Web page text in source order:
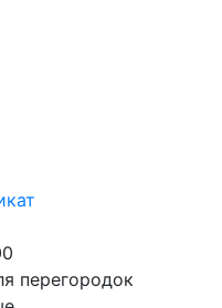
перегородок